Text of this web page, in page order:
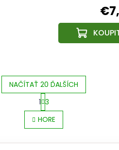
O
v
l
d
NAČÍTAŤ 20 ĎALŠÍCH
S
t
r
á
1 3
HORE